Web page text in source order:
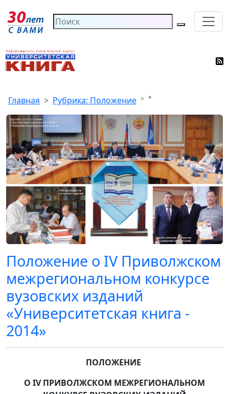
Главная Рубрика: Положение *
Положение о IV Приволжском
межрегиональном конкурсе
вузовских изданий
«Университетская книга -
2014»
ПОЛОЖЕНИЕ
О IVПРИВОЛЖСКОМ МЕЖРЕГИОНАЛЬНОМ